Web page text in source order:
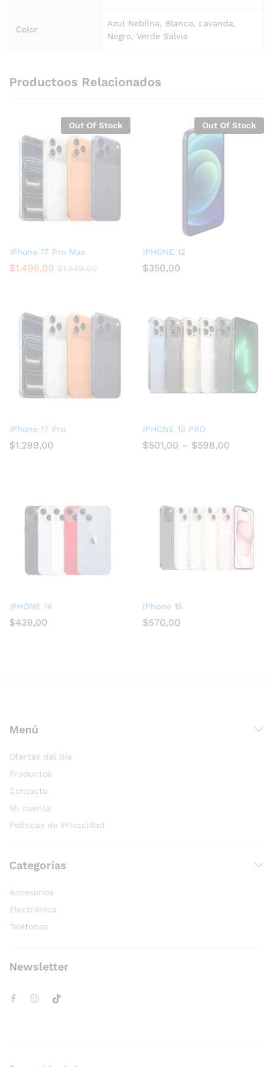
Color
Azul Neblina, Blanco, Lavanda,
Negro, Verde Salvia
Productoos Relacionados
Out Of Stock
iPhone 17 Pro Max
$1.499,00 $1.549,00
Out Of Stock
IPHONE 12
$350,00
iPhone 17 Pro
$1.299,00
IPHONE 13 PRO
$501,00 – $598,00
IPHONE 14
$439,00
iPhone 15
$570,00
Menú
Ofertas del día
Productos
Contacto
Mi cuenta
Políticas de Privacidad
Categorías
Accesorios
Electrónica
Teléfonos
Newsletter